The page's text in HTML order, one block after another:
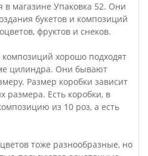
магазине Упаковка 52. Они
букетов и композиций
фруктов и снеков.
хорошо подходят
цилиндра. Они бывают
Размер коробки зависит
размера. Есть коробки, в
из 10 роз, а есть
тоже разнообразные, но